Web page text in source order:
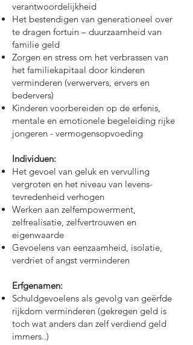
verantwoordelijkheid
Het bestendigen van generationeel over
te dragen fortuin – duurzaamheid van
familie geld
Zorgen en stress om het verbrassen van
het familiekapitaal door kinderen
verminderen (verwervers, ervers en
bedervers)
Kinderen voorbereiden op de erfenis,
mentale en emotionele begeleiding rijke
jongeren - vermogensopvoeding
Individuen:
Het gevoel van geluk en vervulling
vergroten en het niveau van levens-
tevredenheid verhogen
Werken aan zelfempowerment,
zelfrealisatie, zelfvertrouwen en
eigenwaarde
Gevoelens van eenzaamheid, isolatie,
verdriet of angst verminderen
Erfgenamen:
Schuldgevoelens als gevolg van geërfde
rijkdom verminderen (gekregen geld is
toch wat anders dan zelf verdiend geld
immers..)